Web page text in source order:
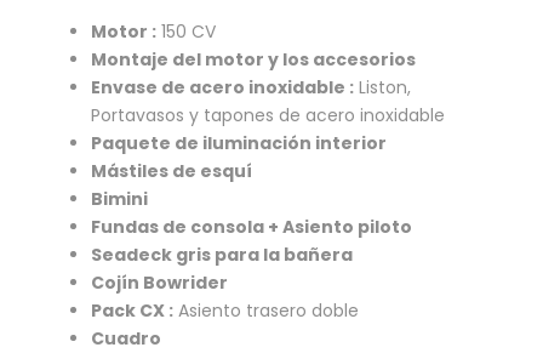
Motor : 150 CV
Montaje del motor y los accesorios
Envase de acero inoxidable : Liston,
Portavasos y tapones de acero inoxidable
Paquete de iluminación interior
Mástiles de esquí
Bimini
Fundas de consola + Asiento piloto
Seadeck gris para la bañera
Cojín Bowrider
Pack CX : Asiento trasero doble
Cuadro